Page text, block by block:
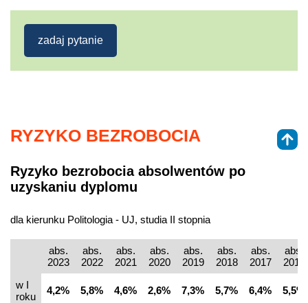
zadaj pytanie
RYZYKO BEZROBOCIA
Ryzyko bezrobocia absolwentów po
uzyskaniu dyplomu
dla kierunku Politologia - UJ, studia II stopnia
abs.
2023
abs.
2022
abs.
2021
abs.
2020
abs.
2019
abs.
2018
abs.
2017
abs.
2016
w I
roku
4,2% 5,8% 4,6% 2,6% 7,3% 5,7% 6,4% 5,5%